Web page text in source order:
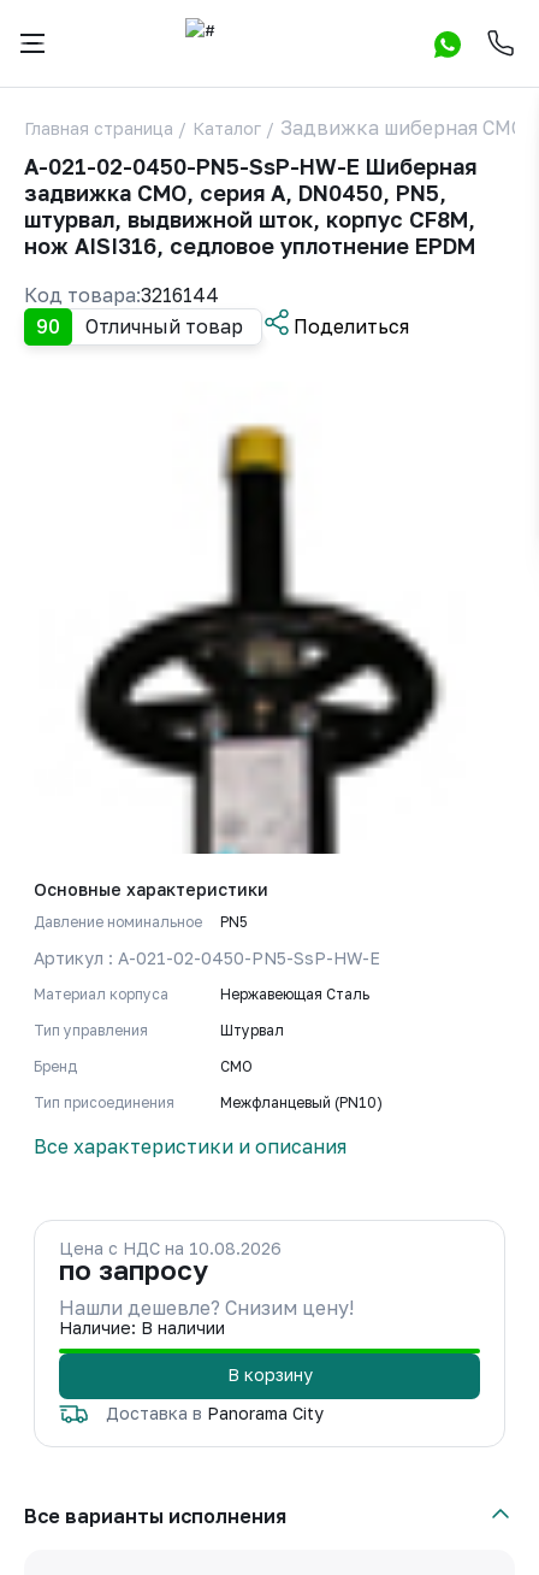
Главная страница / Каталог / Задвижка шиберная СМО
A-021-02-0450-PN5-SsP-HW-E Шиберная
задвижка CMO, серия А, DN0450, PN5,
штурвал, выдвижной шток, корпус CF8M,
нож AISI316, седловое уплотнение EPDM
90 Отличный товар Поделиться
Код товара:3216144
Основные характеристики
Давление номинальное PN5
Артикул : A-021-02-0450-PN5-SsP-HW-E
Материал корпуса
Нержавеющая Сталь
Тип управления
Штурвал
Бренд
CMO
Тип присоединения
Межфланцевый (PN10)
Все характеристики и описания
Цена с НДС на 10.08.2026
по запросу
Нашли дешевле? Снизим цену!
Наличие: В наличии
В корзину
Доставка в Panorama City
Все варианты исполнения